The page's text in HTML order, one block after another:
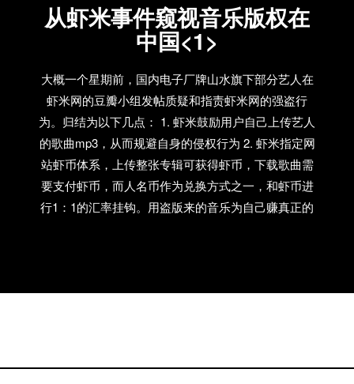
宣言里的出现名字会越来越多，等多到像秋天的落叶
一样遍地的时候，秋天也就过去了。
从虾米事件窥视音乐版权在
中国<1>
大概一个星期前，国内电子厂牌山水旗下部分艺人在
虾米网的豆瓣小组发帖质疑和指责虾米网的强盗行
为。归结为以下几点： 1. 虾米鼓励用户自己上传艺人
的歌曲mp3，从而规避自身的侵权行为 2. 虾米指定网
站虾币体系，上传整张专辑可获得虾币，下载歌曲需
要支付虾币，而人名币作为兑换方式之一，和虾币进
行1：1的汇率挂钩。用盗版来的音乐为自己赚真正的
会有。 山水不是第一个质疑虾米网的人。虾米也只不